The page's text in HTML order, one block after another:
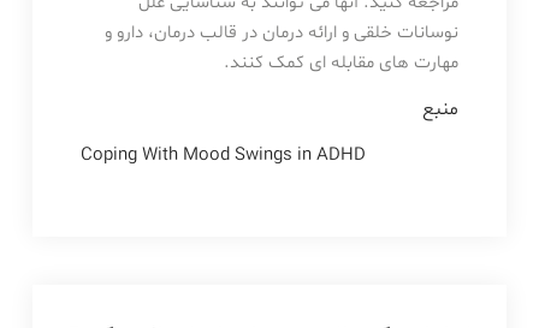
نوسانات خلقی و ارائه درمان در قالب درمان، دارو و
مهارت های مقابله ای کمک کنند.
منبع
Coping With Mood Swings in ADHD